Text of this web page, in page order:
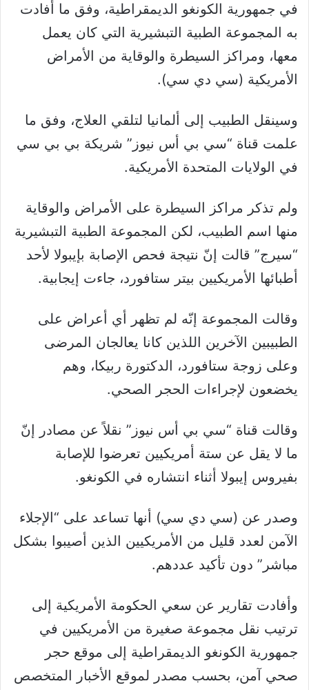
في جمهورية الكونغو الديمقراطية، وفق ما أفادت
به المجموعة الطبية التبشيرية التي كان يعمل
معها، ومراكز السيطرة والوقاية من الأمراض
الأمريكية (سي دي سي).
وسينقل الطبيب إلى ألمانيا لتلقي العلاج، وفق ما
علمت قناة “سي بي أس نيوز” شريكة بي بي سي
في الولايات المتحدة الأمريكية.
ولم تذكر مراكز السيطرة على الأمراض والوقاية
منها اسم الطبيب، لكن المجموعة الطبية التبشيرية
“سيرج” قالت إنّ نتيجة فحص الإصابة بإيبولا لأحد
أطبائها الأمريكيين بيتر ستافورد، جاءت إيجابية.
وقالت المجموعة إنّه لم تظهر أي أعراض على
الطبيبين الآخرين اللذين كانا يعالجان المرضى
وعلى زوجة ستافورد، الدكتورة ربيكا، وهم
يخضعون لإجراءات الحجر الصحي.
وقالت قناة “سي بي أس نيوز” نقلاً عن مصادر إنّ
ما لا يقل عن ستة أمريكيين تعرضوا للإصابة
بفيروس إيبولا أثناء انتشاره في الكونغو.
وصدر عن (سي دي سي) أنها تساعد على “الإجلاء
الآمن لعدد قليل من الأمريكيين الذين أصيبوا بشكل
مباشر” دون تأكيد عددهم.
وأفادت تقارير عن سعي الحكومة الأمريكية إلى
ترتيب نقل مجموعة صغيرة من الأمريكيين في
جمهورية الكونغو الديمقراطية إلى موقع حجر
صحي آمن، بحسب مصدر لموقع الأخبار المتخصص